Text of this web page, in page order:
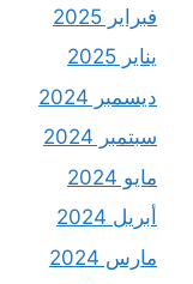
فبراير 2025
يناير 2025
ديسمبر 2024
سبتمبر 2024
مايو 2024
أبريل 2024
مارس 2024